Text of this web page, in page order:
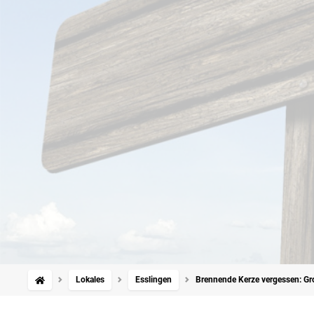
Lokales Esslingen Brennende Kerze vergessen: